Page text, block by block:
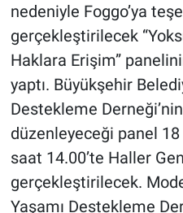
nedeniyle Foggo’ya
gerçekleştirilecek
Haklara Erişim”
yaptı. Büyükşehir
Destekleme
düzenleyeceği panel
saat 14.00’te Haller
gerçekleştirilecek.
Yaşamı Destekleme